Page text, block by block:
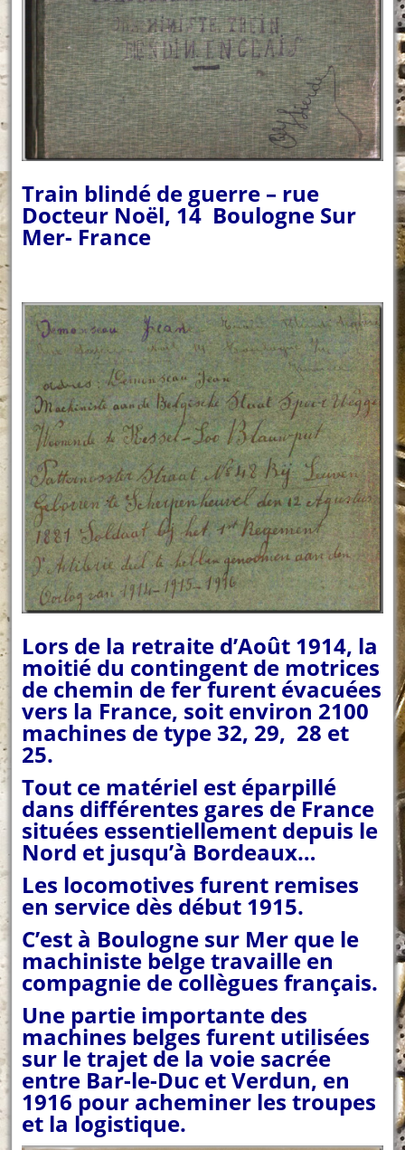
Train blindé de guerre – rue
Docteur Noël, 14 Boulogne Sur
Mer- France
Lors de la retraite d’Août 1914, la
moitié du contingent de motrices
de chemin de fer furent évacuées
vers la France, soit environ 2100
machines de type 32, 29, 28 et
25.
Tout ce matériel est éparpillé
dans différentes gares de France
situées essentiellement depuis le
Nord et jusqu’à Bordeaux…
Les locomotives furent remises
en service dès début 1915.
C’est à Boulogne sur Mer que le
machiniste belge travaille en
compagnie de collègues français.
Une partie importante des
machines belges furent utilisées
sur le trajet de la voie sacrée
entre Bar-le-Duc et Verdun, en
1916 pour acheminer les troupes
et la logistique.